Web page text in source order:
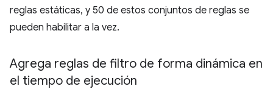
reglas estáticas, y 50 de estos conjuntos de reglas se
pueden habilitar a la vez.
Agrega reglas de filtro de forma dinámica en
el tiempo de ejecución